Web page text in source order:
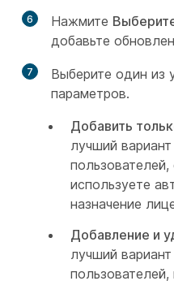
6 Нажмите
добавьте
7
Выберите один из
параметров.
Добавить
лучший
используете
назначение
Добавление и
лучший